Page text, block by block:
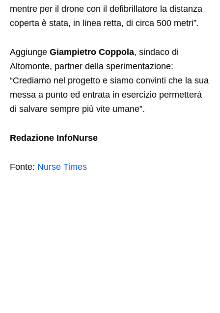
mentre per il drone con il defibrillatore la distanza
coperta è stata, in linea retta, di circa 500 metri”.
Aggiunge Giampietro Coppola, sindaco di
Altomonte, partner della sperimentazione:
“Crediamo nel progetto e siamo convinti che la sua
messa a punto ed entrata in esercizio permetterà
di salvare sempre più vite umane”.
Redazione InfoNurse
Fonte: Nurse Times